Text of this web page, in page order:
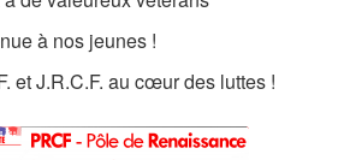
à nos jeunes !
et J.R.C.F. au cœur des luttes !